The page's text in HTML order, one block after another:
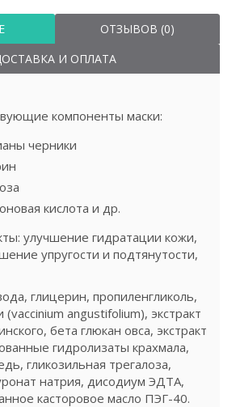
ОТЗЫВОВ (0)
И ОПЛАТА
компоненты маски:
черники
кислота и др.
улучшение гидратации кожи,
упругости и подтянутости,
глицерин, пропиленгликоль,
(vaccinium angustifolium), экстракт
бета глюкан овса, экстракт
гидролизаты крахмала,
гликозильная трегалоза,
натрия, дисодиум ЭДТА,
касторовое масло ПЭГ-40.